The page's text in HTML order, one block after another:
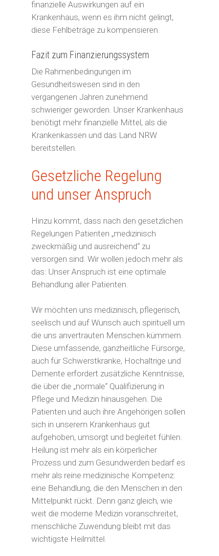
finanzielle Auswirkungen auf ein
Krankenhaus, wenn es ihm nicht gelingt,
diese Fehlbeträge zu kompensieren.
Fazit zum Finanzierungssystem
Die Rahmenbedingungen im
Gesundheitswesen sind in den
vergangenen Jahren zunehmend
schwieriger geworden. Unser Krankenhaus
benötigt mehr finanzielle Mittel, als die
Krankenkassen und das Land NRW
bereitstellen.
Gesetzliche Regelung
und unser Anspruch
Hinzu kommt, dass nach den gesetzlichen
Regelungen Patienten „medizinisch
zweckmäßig und ausreichend“ zu
versorgen sind. Wir wollen jedoch mehr als
das: Unser Anspruch ist eine optimale
Behandlung aller Patienten.
Wir möchten uns medizinisch, pflegerisch,
seelisch und auf Wunsch auch spirituell um
die uns anvertrauten Menschen kümmern.
Diese umfassende, ganzheitliche Fürsorge,
auch für Schwerstkranke, Hochaltrige und
Demente erfordert zusätzliche Kenntnisse,
die über die „normale“ Qualifizierung in
Pflege und Medizin hinausgehen. Die
Patienten und auch ihre Angehörigen sollen
sich in unserem Krankenhaus gut
aufgehoben, umsorgt und begleitet fühlen.
Heilung ist mehr als ein körperlicher
Prozess und zum Gesundwerden bedarf es
mehr als reine medizinische Kompetenz:
eine Behandlung, die den Menschen in den
Mittelpunkt rückt. Denn ganz gleich, wie
weit die moderne Medizin voranschreitet,
menschliche Zuwendung bleibt mit das
wichtigste Heilmittel.
Privatpersonen
Unerkannt Gutes tun
Sagen Sie Ihrem „Engel“
Besondere Anlässe
Freudige Anlässe
Mein Erbe tut Gutes
Kondolenzspende
Eigene Aktion
Mit besonderen Anlässen
tun
Unterstützen Sie unsere
Geldauflagen und
Erfüllen Sie
Projektwünsche
Außergewöhnliche
Geschichten
Wissenswertes
Jetzt spenden!